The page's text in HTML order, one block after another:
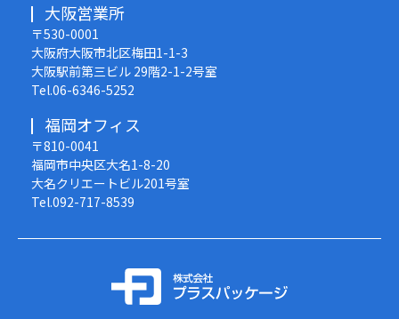
大阪営業所
〒530-0001
大阪府大阪市北区梅田1-1-3
大阪駅前第三ビル 29階2-1-2号室
Tel.06-6346-5252
福岡オフィス
〒810-0041
福岡市中央区大名1-8-20
大名クリエートビル201号室
Tel.092-717-8539